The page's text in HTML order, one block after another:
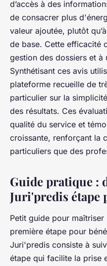
d’accès à des
de consacrer plus
valeur ajoutée, plutôt
de base. Cette efficacité
gestion des dossiers et à
Synthétisant ces avis
plateforme recueille de
particulier sur la
des résultats. Ces
qualité du service et
croissante, renforçant la
particuliers que des
Guide pratique :
Juri'predis étape
Petit guide pour
première étape pour
Juri'predis consiste à
étape qui facilite la prise